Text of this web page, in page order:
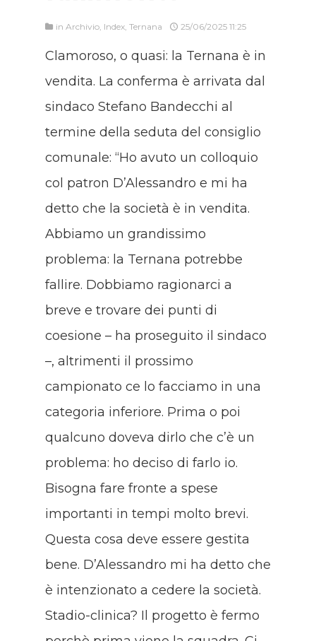
in Archivio Index Ternana 25/06/2025 11:25
Clamoroso, o quasi: la Ternana è in
vendita. La conferma è arrivata dal
sindaco Stefano Bandecchi al
termine della seduta del consiglio
comunale: “Ho avuto un colloquio
col patron D’Alessandro e mi ha
detto che la società è in vendita.
Abbiamo un grandissimo
problema: la Ternana potrebbe
fallire. Dobbiamo ragionarci a
breve e trovare dei punti di
coesione – ha proseguito il sindaco
–, altrimenti il prossimo
campionato ce lo facciamo in una
categoria inferiore. Prima o poi
qualcuno doveva dirlo che c’è un
problema: ho deciso di farlo io.
Bisogna fare fronte a spese
importanti in tempi molto brevi.
Questa cosa deve essere gestita
bene. D’Alessandro mi ha detto che
è intenzionato a cedere la società.
Stadio-clinica? Il progetto è fermo